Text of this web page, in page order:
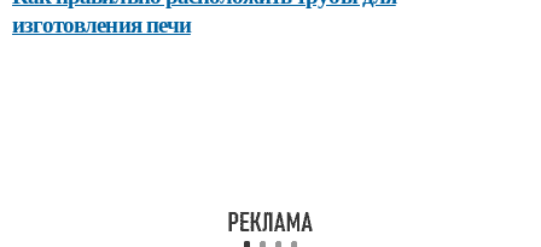
изготовления печи